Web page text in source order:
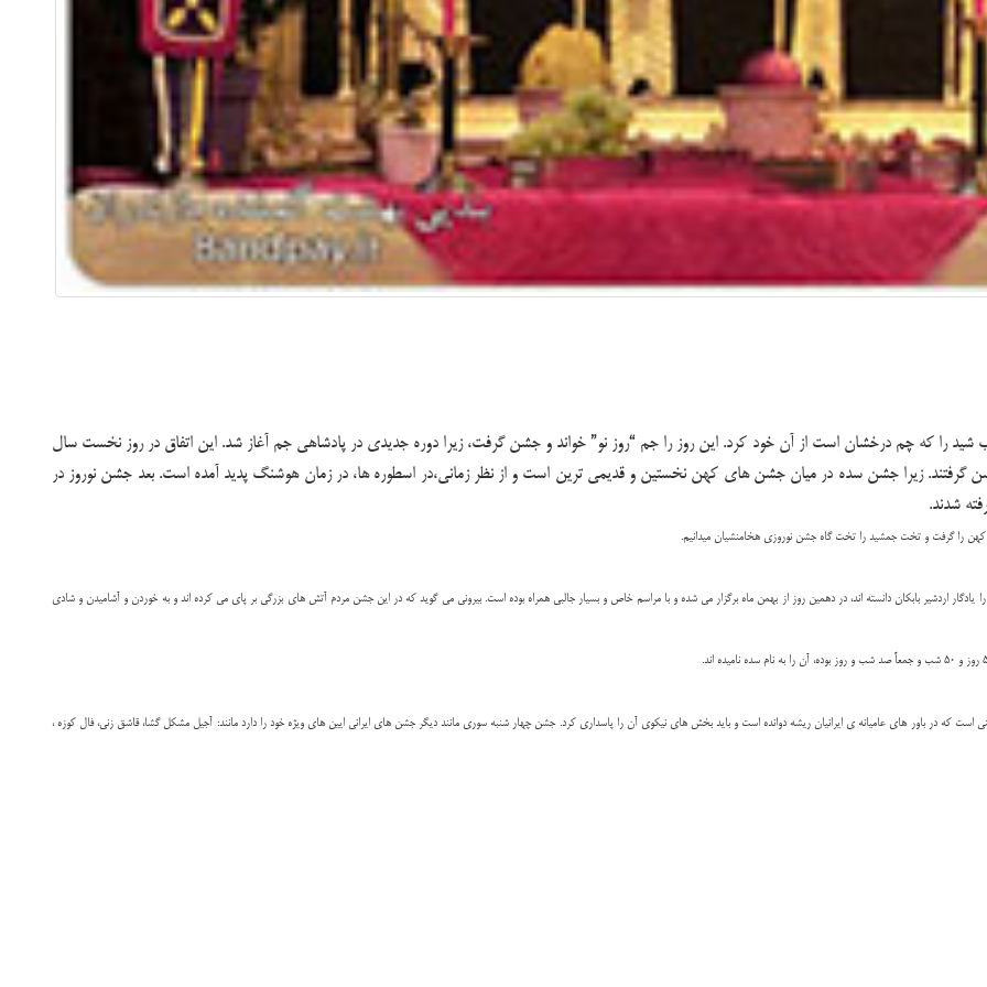
شید را که چم درخشان است از آن خود کرد. این روز را جم “روز نو” خواند و جشن گرفت، زیرا دوره جدیدی در پادشاهی جم آغاز شد. این اتفاق در روز نخست سال
گرفتند. زیرا جشن سده در میان جشن های کهن نخستین و قدیمی ترین است و از نظر زمانی،در اسطوره ها، در زمان هوشنگ پدید آمده است. بعد جشن نوروز در
شدند.
را گرفت و تخت جمشید را تخت گاه جشن نوروزی هخامنشیان میدانیم.
اردشیر بابکان دانسته اند، در دهمین روز از بهمن ماه برگزار می شده و با مراسم خاص و بسیار جالبی همراه بوده است. بیرونی می گوید که در این جشن مردم آتش های بزرگی بر پای می کرده اند و به خوردن و آشامیدن و شادی
که در باور های عامیانه ی ایرانیان ریشه دوانده است و باید بخش های نیکوی آن را پاسداری کرد. جشن چهار شنبه سوری مانند دیگر جشن های ایرانی ایین های ویژه خود را دارد مانند: آجیل مشکل گشا، قاشق زنی، فال کوزه ،